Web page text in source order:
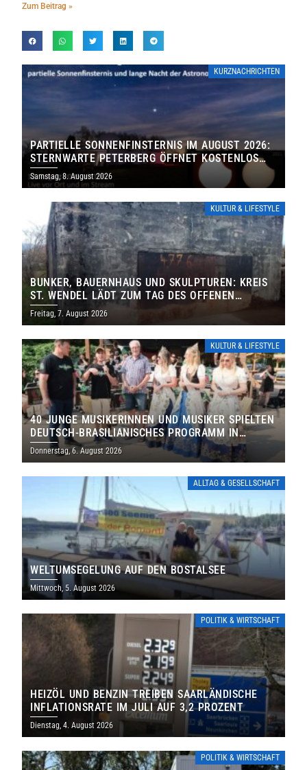
Zum Beitrag »
KURZNACHRICHTEN
PARTIELLE SONNENFINSTERNIS IM AUGUST 2026:
STERNWARTE PETERBERG ÖFFNET KOSTENLOS
IHRE TORE
Samstag, 8. August 2026
KULTUR & LIFESTYLE
BUNKER, BAUERNHAUS UND SKULPTUREN: KREIS
ST. WENDEL LÄDT ZUM TAG DES OFFENEN
DENKMALS EIN
Freitag, 7. August 2026
KULTUR & LIFESTYLE
40 JUNGE MUSIKERINNEN UND MUSIKER SPIELTEN
DEUTSCH-BRASILIANISCHES PROGRAMM IN
THOLEY
Donnerstag, 6. August 2026
ALLTAG & GESELLSCHAFT
WELTUMSEGELUNG AUF DEN BOSTALSEE
Mittwoch, 5. August 2026
POLITIK & WIRTSCHAFT
HEIZÖL UND BENZIN TREIBEN SAARLÄNDISCHE
INFLATIONSRATE IM JULI AUF 3,2 PROZENT
Dienstag, 4. August 2026
POLITIK & WIRTSCHAFT